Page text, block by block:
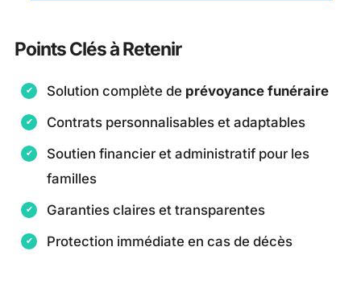
Points Clés à Retenir
Solution complète de prévoyance funéraire
Contrats personnalisables et adaptables
Soutien financier et administratif pour les
familles
Garanties claires et transparentes
Protection immédiate en cas de décès